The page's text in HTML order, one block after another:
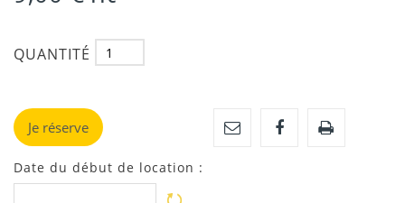
QUANTITÉ
Je réserve
Date du début de location :